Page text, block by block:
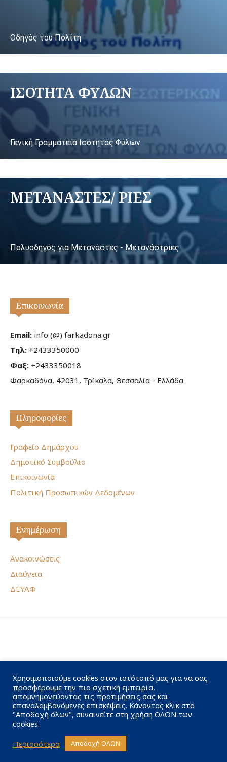
Οδηγός του Πολίτη
ΙΣΟΤΗΤΑ ΦΥΛΩΝ
Γενική Γραμματεία Ισότητας Φύλων
ΜΕΤΑΝΑΣΤΕΣ/ ΡΙΕΣ
Πολυοδηγός για Μετανάστες - Μετανάστριες
Επικοινωνία
Email: info (@) farkadona.gr
Τηλ: +2433350000
Φαξ: +2433350018
Φαρκαδόνα, 42031, Τρίκαλα, Θεσσαλία - Ελλάδα
Πληροφορίες
Γραφείο Δημάρχου
Δημοτικό Συμβούλιο
Επικοινωνία
Πολιτική Προσωπικών Δεδομένων
Ενημέρωση
Ανακοινώσεις
Διαύγεια
ΔΕΥΑΦ
Χρησιμοποιούμε cookies στον ιστότοπό μας για να σας
προσφέρουμε την πιο σχετική εμπειρία,
απομνημονεύοντας τις προτιμήσεις σας και
επαναλαμβανόμενες επισκέψεις. Κάνοντας κλικ στο
"Αποδοχή όλων", συναινείτε στη χρήση ΟΛΩΝ των
cookies.
Περισσότερα
Αποδοχή ΟΛΩΝ